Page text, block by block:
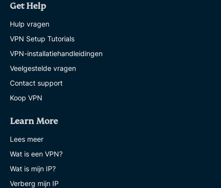
Get Help
Hulp vragen
VPN Setup Tutorials
VPN-installatiehandleidingen
Veelgestelde vragen
Contact support
Koop VPN
Learn More
Lees meer
Wat is een VPN?
Wat is mijn IP?
Verberg mijn IP